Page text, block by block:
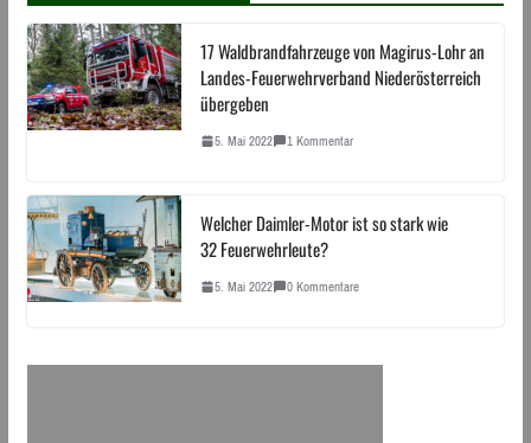
17 Waldbrandfahrzeuge von Magirus-Lohr an
Landes-Feuerwehrverband Niederösterreich
übergeben
5. Mai 2022 1 Kommentar
Welcher Daimler-Motor ist so stark wie
32 Feuerwehrleute?
5. Mai 2022 0 Kommentare